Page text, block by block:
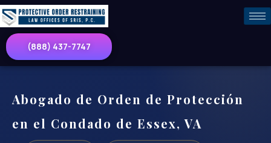
(888) 437-7747
Abogado de Orden de Protección
en el Condado de Essex, VA